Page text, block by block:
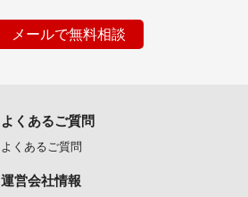
メールで無料相談
よくあるご質問
よくあるご質問
運営会社情報